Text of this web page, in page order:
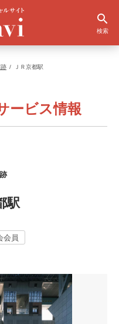
検索
ＪＲ京都駅
ービス情報
駅
会員